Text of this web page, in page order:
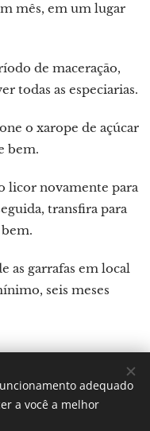
mês, em um lugar
de maceração,
todas as especiarias.
o xarope de açúcar
bem.
licor novamente para
transfira para
as garrafas em local
seis meses
Nicoletti
adequado
a você a melhor